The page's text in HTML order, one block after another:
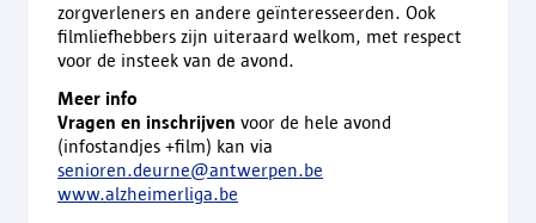
zorgverleners en andere geïnteresseerden. Ook
filmliefhebbers zijn uiteraard welkom, met respect
voor de insteek van de avond.
Meer info
Vragen en inschrijven voor de hele avond
(infostandjes +film) kan via
senioren.deurne@antwerpen.be
www.alzheimerliga.be